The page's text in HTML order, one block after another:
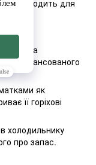
підходить для
а низька
збалансованого
як
її горіхові
холодильнику
про запас.